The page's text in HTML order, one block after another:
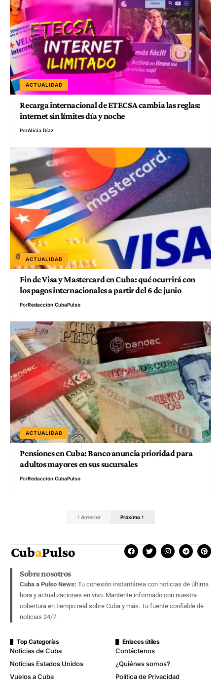
ACTUALIDAD
Recarga internacional de ETECSA cambia las reglas:
internet sin límites día y noche
PorAlicia Díaz
ACTUALIDAD
Fin de Visa y Mastercard en Cuba: qué ocurrirá con
los pagos internacionales a partir del 6 de junio
PorRedacción CubaPulso
ACTUALIDAD
Pensiones en Cuba: Banco anuncia prioridad para
adultos mayores en sus sucursales
PorRedacción CubaPulso
Anterior Próximo
Sobre nosotros
Cuba a Pulso News: Tu conexión instantánea con noticias de última
hora y actualizaciones en vivo. Mantente informado con nuestra
cobertura en tiempo real sobre Cuba y más. Tu fuente confiable de
noticias 24/7.
Top Categorías
Noticias de Cuba
Noticias Estados Unidos
Vuelos a Cuba
Enlaces útiles
Contáctenos
¿Quiénes somos?
Política de Privacidad